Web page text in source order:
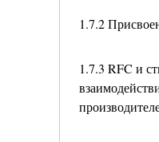
1.7.2
1.7.3 RFC и